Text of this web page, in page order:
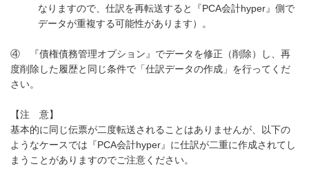
なりますので、仕訳を再転送すると『PCA会計hyper』側で
データが重複する可能性があります）。
④ 『債権債務管理オプション』でデータを修正（削除）し、再
度削除した履歴と同じ条件で「仕訳データの作成」を行ってくだ
さい。
【注 意】
基本的に同じ伝票が二度転送されることはありませんが、以下の
ようなケースでは『PCA会計hyper』に仕訳が二重に作成されてし
まうことがありますのでご注意ください。